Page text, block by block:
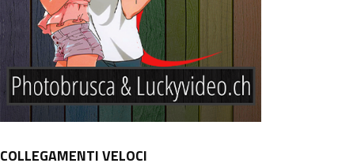
COLLEGAMENTI VELOCI